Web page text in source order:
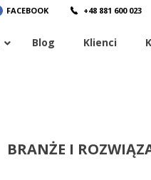
FACEBOOK +48 881 600 023
Blog Klienci
BRANŻE I